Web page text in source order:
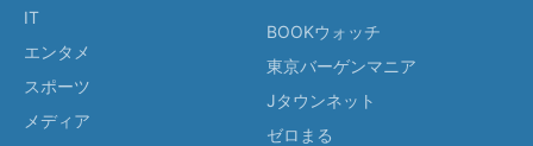
IT
エンタメ
スポーツ
メディア
BOOKウォッチ
東京バーゲンマニア
Jタウンネット
ゼロまる